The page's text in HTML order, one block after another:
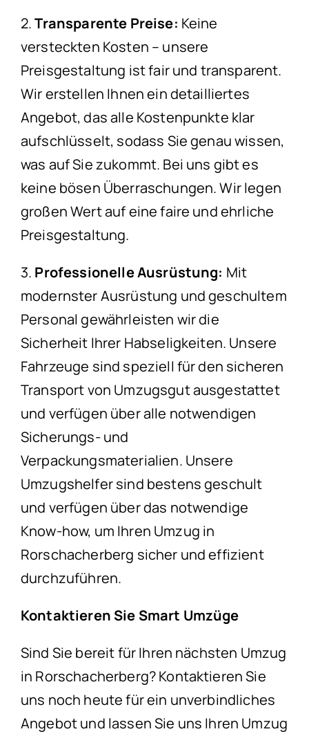
2.Transparente Preise: Keine
versteckten Kosten – unsere
Preisgestaltung ist fair und transparent.
Wir erstellen Ihnen ein detailliertes
Angebot, das alle Kostenpunkte klar
aufschlüsselt, sodass Sie genau wissen,
was auf Sie zukommt. Bei uns gibt es
keine bösen Überraschungen. Wir legen
großen Wert auf eine faire und ehrliche
Preisgestaltung.
3. Professionelle Ausrüstung: Mit
modernster Ausrüstung und geschultem
Personal gewährleisten wir die
Sicherheit Ihrer Habseligkeiten. Unsere
Fahrzeuge sind speziell für den sicheren
Transport von Umzugsgut ausgestattet
und verfügen über alle notwendigen
Sicherungs- und
Verpackungsmaterialien. Unsere
Umzugshelfer sind bestens geschult
und verfügen über das notwendige
Know-how, um Ihren Umzug in
Rorschacherberg sicher und effizient
durchzuführen.
Kontaktieren Sie Smart Umzüge
Sind Sie bereit für Ihren nächsten Umzug
in Rorschacherberg? Kontaktieren Sie
uns noch heute für ein unverbindliches
Angebot und lassen Sie uns Ihren Umzug